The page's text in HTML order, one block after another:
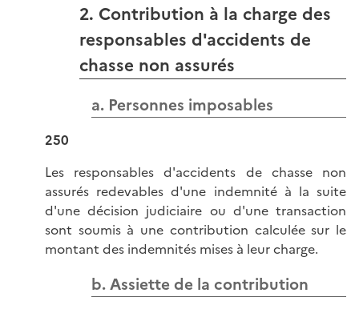
2. Contribution à la charge des
responsables d'accidents de
chasse non assurés
a. Personnes imposables
250
Les responsables d'accidents de chasse non
assurés redevables d'une indemnité à la suite
d'une décision judiciaire ou d'une transaction
sont soumis à une contribution calculée sur le
montant des indemnités mises à leur charge.
b. Assiette de la contribution